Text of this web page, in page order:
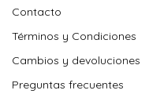
Contacto
Términos y Condiciones
Cambios y devoluciones
Preguntas frecuentes